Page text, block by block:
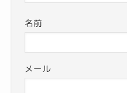
名前
メール